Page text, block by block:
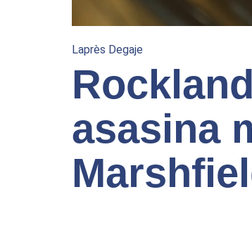
Laprès Degaje
asasina